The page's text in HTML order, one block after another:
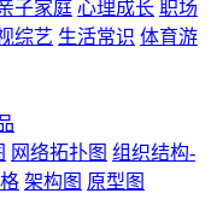
子家庭 心理成长 职场
综艺 生活常识 体育游
网络拓扑图 组织结构-
架构图 原型图